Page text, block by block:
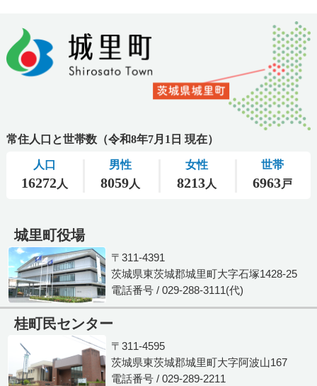
城里町役場
〒311-4391
茨城県東茨城郡城里町大字石塚1428-25
電話番号 / 029-288-3111(代)
桂町民センター
〒311-4595
茨城県東茨城郡城里町大字阿波山167
電話番号 / 029-289-2211